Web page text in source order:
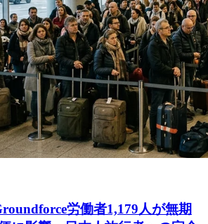
労働者1,179人が無期